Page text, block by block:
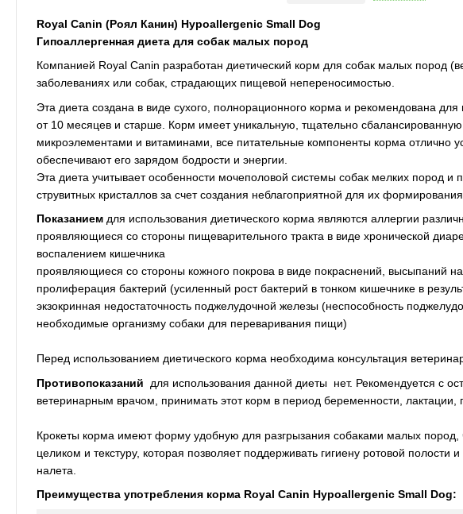
Royal Canin (Роял Канин) Hypoallergenic Small Dog
Гипоаллергенная диета для собак малых пород
Компанией Royal Canin разработан диетический корм для собак малых пород
заболеваниях или собак, страдающих пищевой непереносимостью.
Эта диета создана в виде сухого, полнорационного корма и рекомендована
от 10 месяцев и старше. Корм имеет уникальную, тщательно
микроэлементами и витаминами, все питательные компоненты корма отлично
обеспечивают его зарядом бодрости и энергии.
Эта диета учитывает особенности мочеполовой системы собак мелких пород и
струвитных кристаллов за счет создания неблагоприятной для их
Показанием для использования диетического корма являются аллергии
проявляющиеся со стороны пищеварительного тракта в виде хронической
воспалением кишечника
проявляющиеся со стороны кожного покрова в виде покраснений, высыпаний
пролиферация бактерий (усиленный рост бактерий в тонком кишечнике в
экзокринная недостаточность поджелудочной железы (неспособность
необходимые организму собаки для переваривания пищи)
Перед использованием диетического корма необходима консультация
Противопоказаний
для использования данной диеты нет. Рекомендуется с
ветеринарным врачом, принимать этот корм в период беременности, лактации,
Крокеты корма имеют форму удобную для разгрызания собаками малых пород,
целиком и текстуру, которая позволяет поддерживать гигиену ротовой полости
налета.
Преимущества употребления корма Royal Canin Hypoallergenic Small Dog: